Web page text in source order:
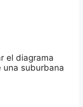
el diagrama
una suburbana